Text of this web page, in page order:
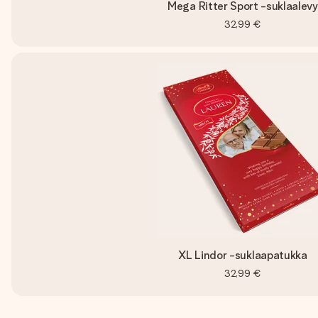
Mega Ritter Sport -suklaalevy
32,99 €
XL Lindor -suklaapatukka
32,99 €